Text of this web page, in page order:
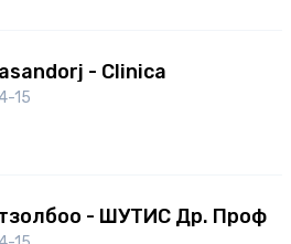
- Clinica
15
- ШУТИС Др. Проф